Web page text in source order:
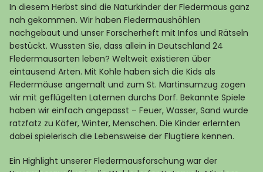
In diesem Herbst sind die Naturkinder der Fledermaus ganz
nah gekommen. Wir haben Fledermaushöhlen
nachgebaut und unser Forscherheft mit Infos und Rätseln
bestückt. Wussten Sie, dass allein in Deutschland 24
Fledermausarten leben? Weltweit existieren über
eintausend Arten. Mit Kohle haben sich die Kids als
Fledermäuse angemalt und zum St. Martinsumzug zogen
wir mit geflügelten Laternen durchs Dorf. Bekannte Spiele
haben wir einfach angepasst – Feuer, Wasser, Sand wurde
ratzfatz zu Käfer, Winter, Menschen. Die Kinder erlernten
dabei spielerisch die Lebensweise der Flugtiere kennen.
Ein Highlight unserer Fledermausforschung war der